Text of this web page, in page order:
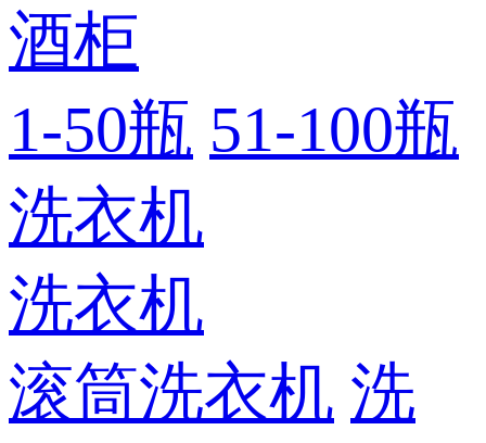
酒柜
1-50瓶 51-100瓶
洗衣机
洗衣机
滚筒洗衣机 洗